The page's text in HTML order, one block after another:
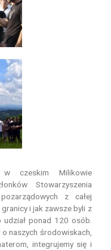
czeskim Milikowie
Stowarzyszenia
z całej
i jak zawsze byli z
udział ponad 120 osób.
naszych środowiskach,
integrujemy się i